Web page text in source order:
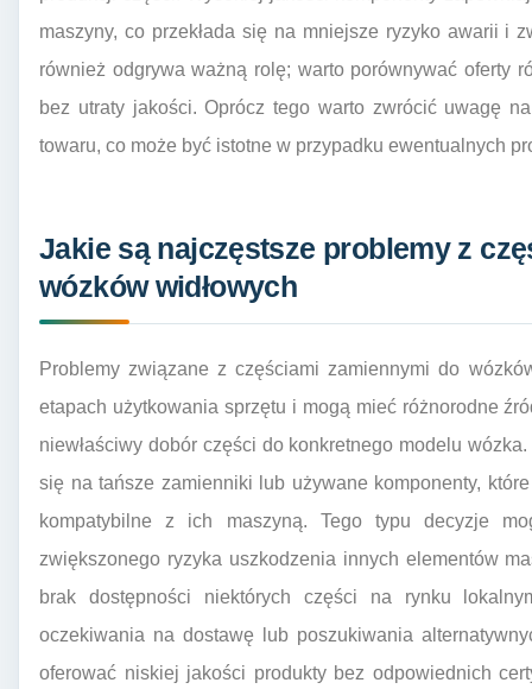
maszyny, co przekłada się na mniejsze ryzyko awarii i
również odgrywa ważną rolę; warto porównywać oferty
bez utraty jakości. Oprócz tego warto zwrócić uwagę
towaru, co może być istotne w przypadku ewentualnych
Jakie są najczęstsze problemy z
wózków widłowych
Problemy związane z częściami zamiennymi do
etapach użytkowania sprzętu i mogą mieć różnorodne
niewłaściwy dobór części do konkretnego modelu
się na tańsze zamienniki lub używane komponenty,
kompatybilne z ich maszyną. Tego typu decyzje
zwiększonego ryzyka uszkodzenia innych elementów
brak dostępności niektórych części na rynku
oczekiwania na dostawę lub poszukiwania
oferować niskiej jakości produkty bez odpowiednich